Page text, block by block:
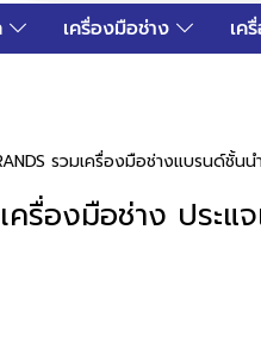
เครื่องมือช่าง เค
รวมเครื่องมือช่างแบรนด์ชั้นน
เครื่องมือช่าง ประแ